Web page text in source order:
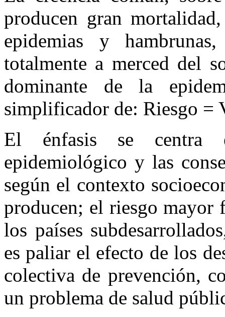
producen gran
epidemias y
totalmente a merced del
dominante de la
simplificador de: Riesgo =
El énfasis se centra
epidemiológico y las
según el contexto
producen; el riesgo mayor
los países
es paliar el efecto de los
colectiva de prevención,
un problema de salud